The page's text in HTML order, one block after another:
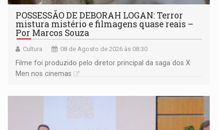
POSSESSÃO DE DEBORAH LOGAN: Terror
mistura mistério e filmagens quase reais –
Por Marcos Souza
Cultura 08 de Agosto de 2026 às 08:30
Filme foi produzido pelo diretor principal da saga dos X
Men nos cinemas